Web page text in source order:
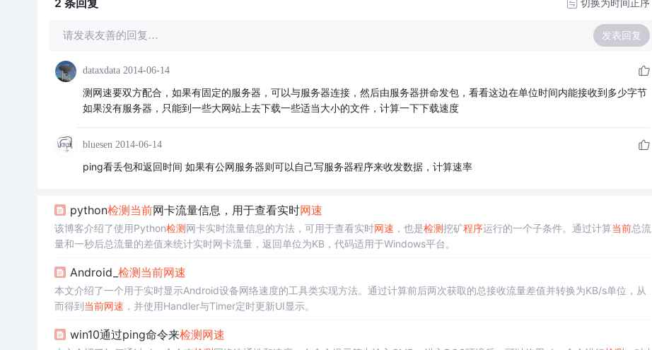
2 条回复 切换为时间正序
请发表友善的回复… 发表回复
dataxdata 2014-06-14
测网速要双方配合，如果有固定的服务器，可以与服务器连接，然后由服务器拼命发包，看看这边在单位时间内能接收到多少字节
如果没有服务器，只能到一些大网站上去下载一些适当大小的文件，计算一下下载速度
bluesen 2014-06-14
ping看丢包和返回时间 如果有公网服务器则可以自己写服务器程序来收发数据，计算速率
python检测 当前网卡流量信息，用于查看实时网速
该博客介绍了使用Python检测网卡实时流量信息的方法，可用于查看实时网速 ，也是检测挖矿程序运行的一个子条件。通过计算当前总流
量和一秒后总流量的差值来统计实时网卡流量，返回单位为KB，代码适用于Windows平台。
Android_ 检测 当前网速
本文介绍了一个用于实时显示Android设备网络速度的工具类实现方法。通过计算前后两次获取的总接收流量差值并转换为KB/s单位，从
而得到当前网速 ，并使用Handler与Timer定时更新UI显示。
win10通过ping命令来检测 网速